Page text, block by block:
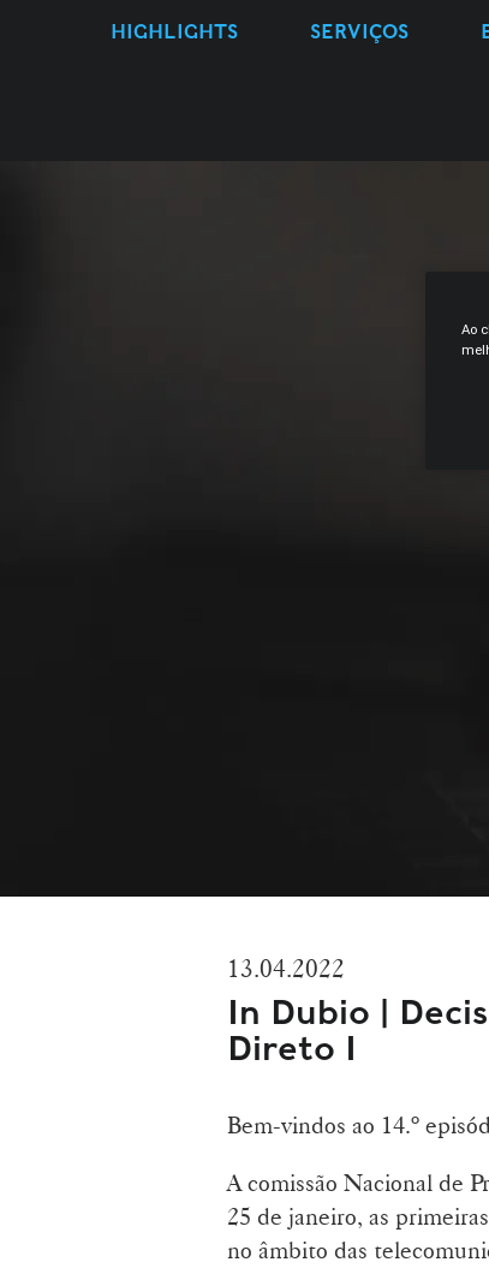
HIGHLIGHTS SERVIÇOS
13.04.2022
In Dubio |
Direto I
Bem-vindos ao 14.º
A comissão Nacional de
25 de janeiro, as
no âmbito das
Ao